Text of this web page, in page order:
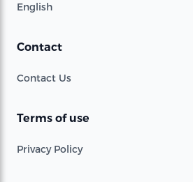
English
Contact
Contact Us
Terms of use
Privacy Policy